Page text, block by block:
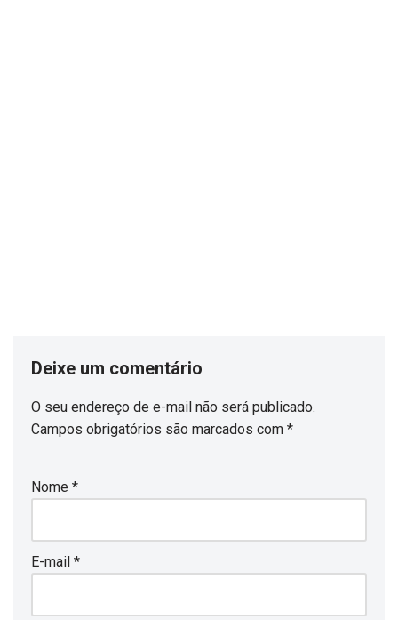
Deixe um comentário
O seu endereço de e-mail não será publicado.
Campos obrigatórios são marcados com *
Nome *
E-mail *